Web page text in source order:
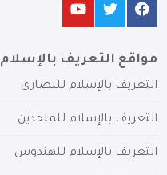
مواقع التعريف بالإسلام
التعريف بالإسلام للنصارى
التعريف بالإسلام للملحدين
التعريف بالإسلام للهندوس